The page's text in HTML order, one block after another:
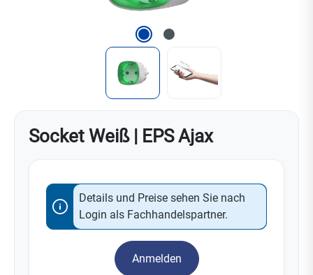
Socket Weiß | EPS Ajax
Details und Preise sehen Sie nach
Login als Fachhandelspartner.
Anmelden